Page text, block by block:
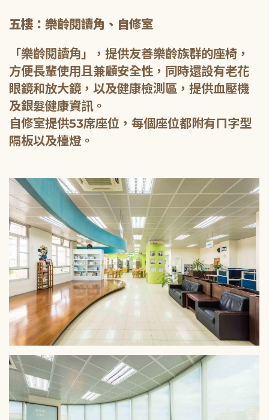
五樓：樂齡閱讀角、自修室
「樂齡閱讀角」，提供友善樂齡族群的座椅，
方便長輩使用且兼顧安全性，同時還設有老花
眼鏡和放大鏡，以及健康檢測區，提供血壓機
及銀髮健康資訊。
自修室提供53席座位，每個座位都附有ㄇ字型